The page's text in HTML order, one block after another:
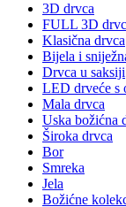
3D drvca
FULL 3D
Klasična drvca
Bijela i
Drvca u saksiji
LED drveće s
Mala drvca
Uska božićna
Široka drvca
Bor
Smreka
Jela
Božićne